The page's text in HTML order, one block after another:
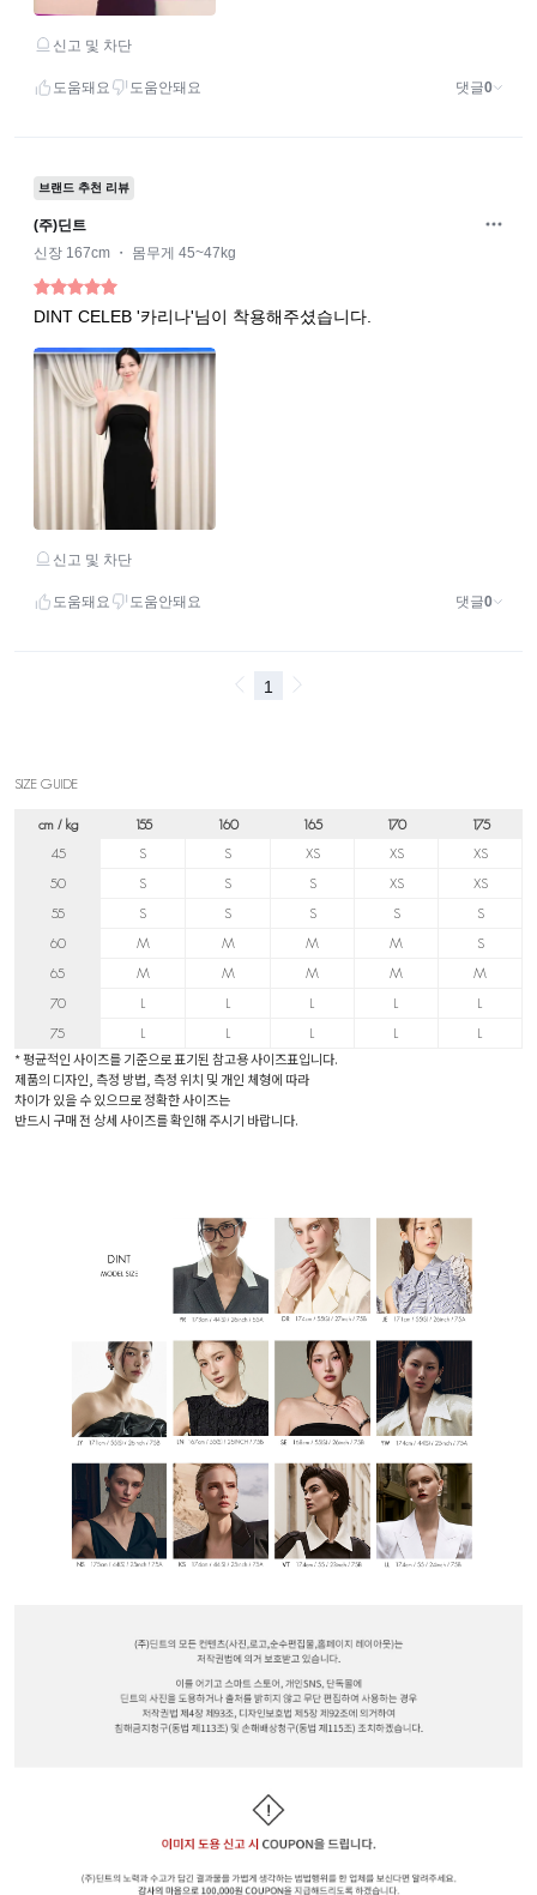
SIZE GUIDE
cm / kg 155 160 165 170
175
45
S S XS XS
XS
50
S S S XS
XS
55
S S S S
S
60
M M M M
S
65
M M M M
M
70
L L L L
L
75
L L L L L
* 평균적인 사이즈를 기준으로 표기된 참고용 사이즈표입니다.
제품의 디자인, 측정 방법, 측정 위치 및 개인 체형에 따라
차이가 있을 수 있으므로 정확한 사이즈는
반드시 구매 전 상세 사이즈를 확인해 주시기 바랍니다.